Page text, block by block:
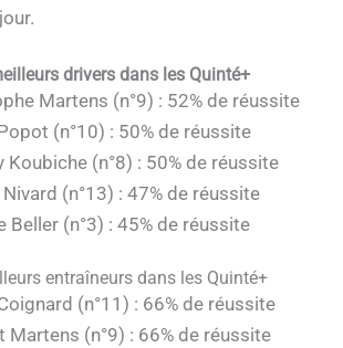
drivers dans les Quinté+
Martens (n°9) : 52% de réussite
(n°10) : 50% de réussite
Koubiche (n°8) : 50% de réussite
(n°13) : 47% de réussite
Beller (n°3) : 45% de réussite
entraîneurs dans les Quinté+
(n°11) : 66% de réussite
Martens (n°9) : 66% de réussite